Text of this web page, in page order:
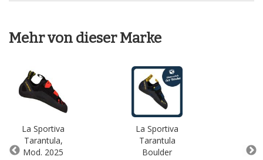
Mehr von dieser Marke
La Sportiva
Tarantula,
Mod. 2025
La Sportiva
Tarantula
Boulder